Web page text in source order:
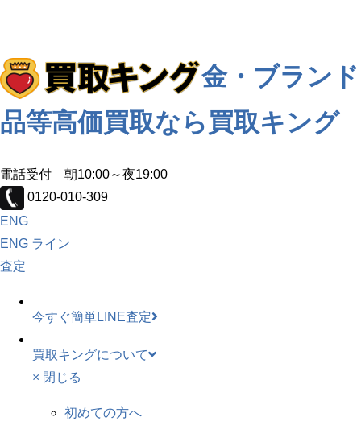
金・ブランド
品等高価買取なら買取キング
電話受付 朝10:00～夜19:00
0120-010-309
ENG
ENG ライン
査定
今すぐ簡単LINE査定
買取キングについて
× 閉じる
初めての方へ